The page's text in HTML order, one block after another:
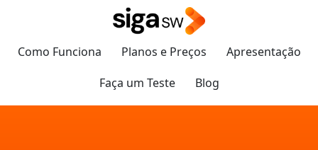
Como Funciona Planos e Preços
Apresentação
Faça um Teste
Blog